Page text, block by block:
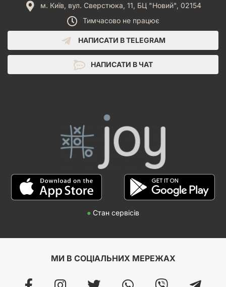
м. Київ, вул. Сверстюка, 11, БЦ "Новий", 02154
Тимчасово не працює
НАПИСАТИ В TELEGRAM
НАПИСАТИ В ЧАТ
● Стан сервісів
МИ В СОЦІАЛЬНИХ МЕРЕЖАХ